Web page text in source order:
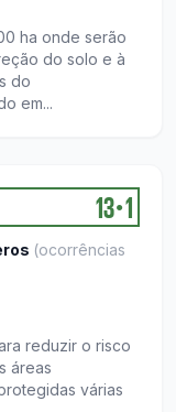
ha onde serão
do solo e à
do
em...
13●1
(ocorrências
reduzir o risco
áreas
várias